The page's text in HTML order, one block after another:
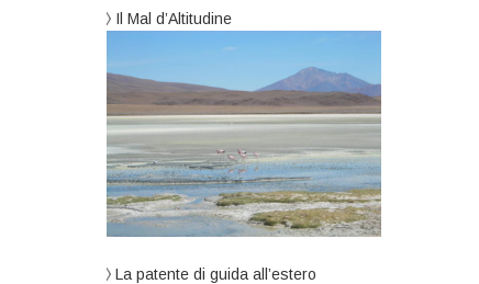
Il Mal d’Altitudine
La patente di guida all’estero